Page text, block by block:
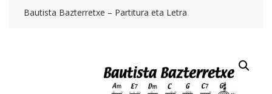
Bautista Bazterretxe – Partitura eta Letra